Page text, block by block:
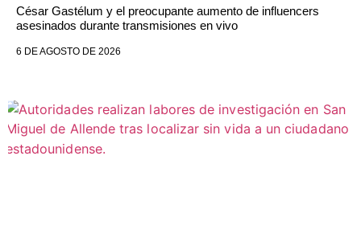
César Gastélum y el preocupante aumento de influencers
asesinados durante transmisiones en vivo
6 DE AGOSTO DE 2026